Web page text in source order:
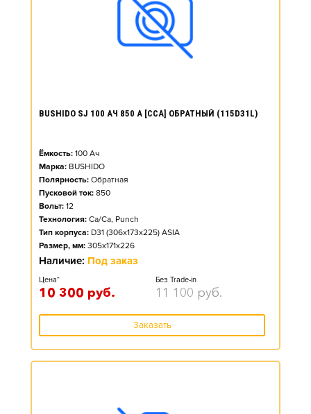
BUSHIDO SJ 100 АЧ 850 А [CCA] ОБРАТНЫЙ (115D31L)
Ёмкость: 100 Ач
Марка: BUSHIDO
Полярность: Обратная
Пусковой ток: 850
Вольт: 12
Технология: Ca/Ca, Punch
Тип корпуса: D31 (306x173x225) ASIA
Размер, мм: 305x171x226
Наличие: Под заказ
Цена*
10 300 руб.
Без Trade-in
11 100 руб.
Заказать